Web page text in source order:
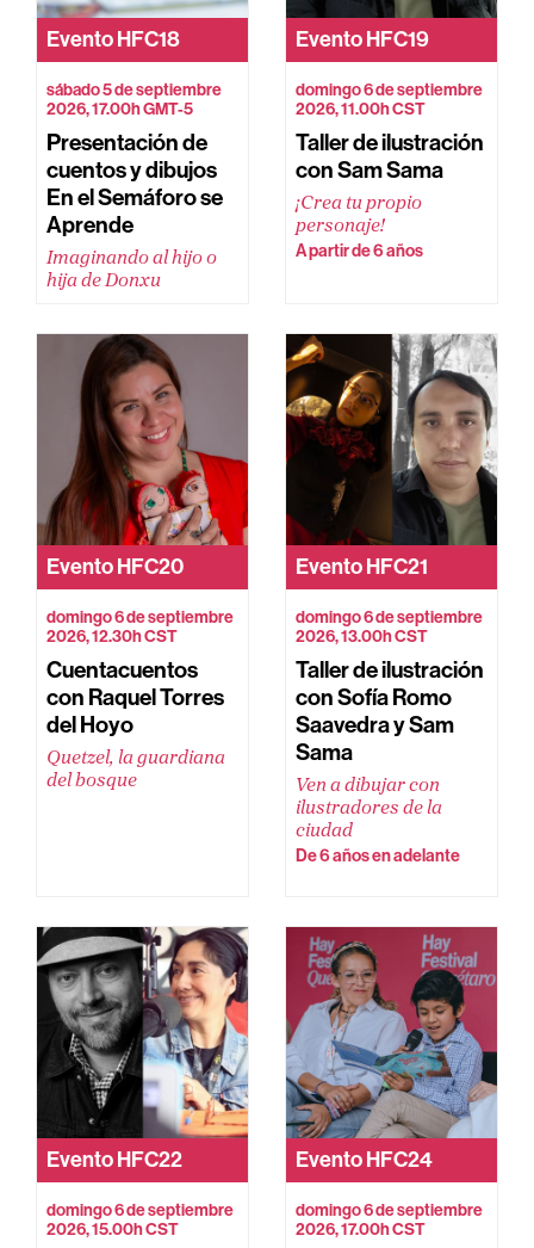
EventoHFC18
sábado 5 de septiembre
2026, 17.00h GMT-5
Presentación de
cuentos y dibujos
En el Semáforo se
Aprende
Imaginando al hijo o
hija de Donxu
EventoHFC19
domingo 6 de septiembre
2026, 11.00h CST
Taller de ilustración
con Sam Sama
¡Crea tu propio
personaje!
A partir de 6 años
EventoHFC20
domingo 6 de septiembre
2026, 12.30h CST
Cuentacuentos
con Raquel Torres
del Hoyo
Quetzel, la guardiana
del bosque
EventoHFC21
domingo 6 de septiembre
2026, 13.00h CST
Taller de ilustración
con Sofía Romo
Saavedra y Sam
Sama
Ven a dibujar con
ilustradores de la
ciudad
De 6 años en adelante
EventoHFC22
domingo 6 de septiembre
2026, 15.00h CST
EventoHFC24
domingo 6 de septiembre
2026, 17.00h CST